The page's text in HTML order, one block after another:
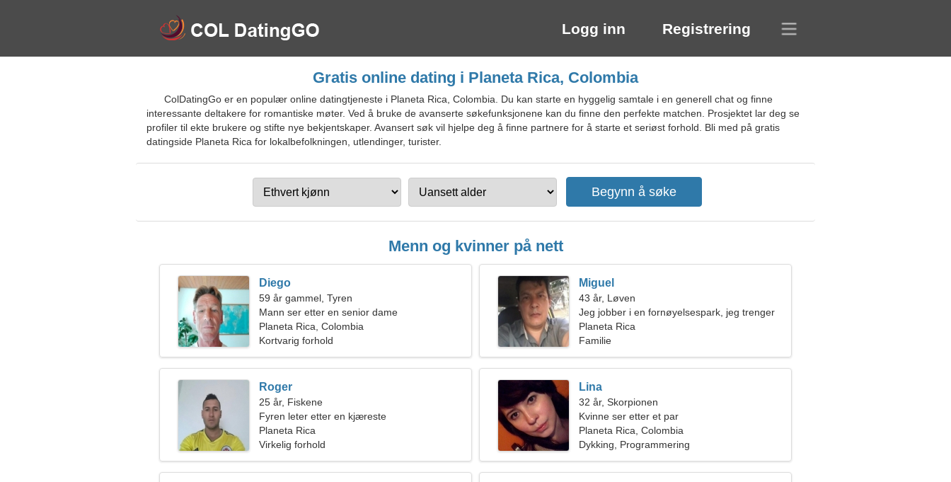
Logg inn Registrering
Gratis online dating i Planeta Rica, Colombia
ColDatingGo er en populær online datingtjeneste i Planeta Rica, Colombia. Du kan starte en hyggelig samtale i en generell chat og finne
interessante deltakere for romantiske møter. Ved å bruke de avanserte søkefunksjonene kan du finne den perfekte matchen. Prosjektet lar deg se
profiler til ekte brukere og stifte nye bekjentskaper. Avansert søk vil hjelpe deg å finne partnere for å starte et seriøst forhold. Bli med på gratis
datingside Planeta Rica for lokalbefolkningen, utlendinger, turister.
Menn og kvinner på nett
Diego
59 år gammel, Tyren
Mann ser etter en senior dame
Planeta Rica, Colombia
Kortvarig forhold
Miguel
43 år, Løven
Jeg jobber i en fornøyelsespark, jeg trenger
en blid kvinne
Planeta Rica
Familie
Roger
25 år, Fiskene
Fyren leter etter en kjæreste
Planeta Rica
Virkelig forhold
Lina
32 år, Skorpionen
Kvinne ser etter et par
Planeta Rica, Colombia
Dykking, Programmering